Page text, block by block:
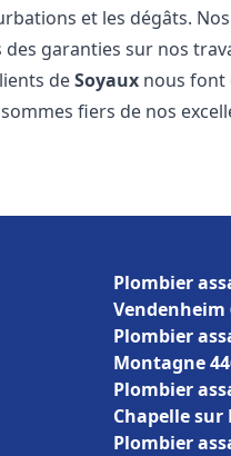
et les dégâts.
garanties sur nos
deSoyaux nous font
fiers de nos
Plombier
Vendenheim
Plombier
Montagne
Plombier
Chapelle sur
Plombier